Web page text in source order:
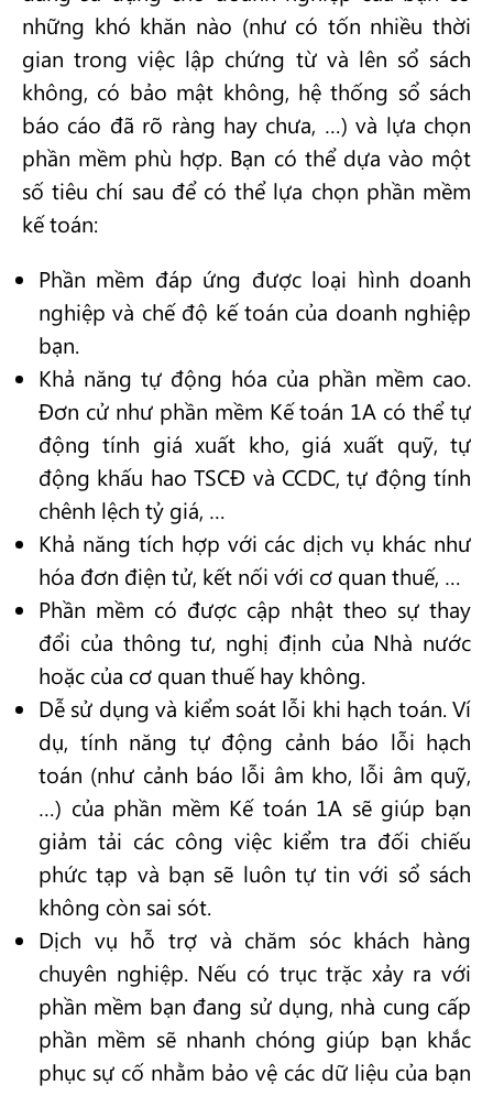
những khó khăn nào (như có tốn nhiều thời
gian trong việc lập chứng từ và lên sổ sách
không, có bảo mật không, hệ thống sổ sách
báo cáo đã rõ ràng hay chưa, …) và lựa chọn
phần mềm phù hợp. Bạn có thể dựa vào một
số tiêu chí sau để có thể lựa chọn phần mềm
kế toán:
Phần mềm đáp ứng được loại hình doanh
nghiệp và chế độ kế toán của doanh nghiệp
bạn.
Khả năng tự động hóa của phần mềm cao.
Đơn cử như phần mềm Kế toán 1A có thể tự
động tính giá xuất kho, giá xuất quỹ, tự
động khấu hao TSCĐ và CCDC, tự động tính
chênh lệch tỷ giá, …
Khả năng tích hợp với các dịch vụ khác như
hóa đơn điện tử, kết nối với cơ quan thuế, …
Phần mềm có được cập nhật theo sự thay
đổi của thông tư, nghị định của Nhà nước
hoặc của cơ quan thuế hay không.
Dễ sử dụng và kiểm soát lỗi khi hạch toán. Ví
dụ, tính năng tự động cảnh báo lỗi hạch
toán (như cảnh báo lỗi âm kho, lỗi âm quỹ,
…) của phần mềm Kế toán 1A sẽ giúp bạn
giảm tải các công việc kiểm tra đối chiếu
phức tạp và bạn sẽ luôn tự tin với sổ sách
không còn sai sót.
Dịch vụ hỗ trợ và chăm sóc khách hàng
chuyên nghiệp. Nếu có trục trặc xảy ra với
phần mềm bạn đang sử dụng, nhà cung cấp
phần mềm sẽ nhanh chóng giúp bạn khắc
phục sự cố nhằm bảo vệ các dữ liệu của bạn